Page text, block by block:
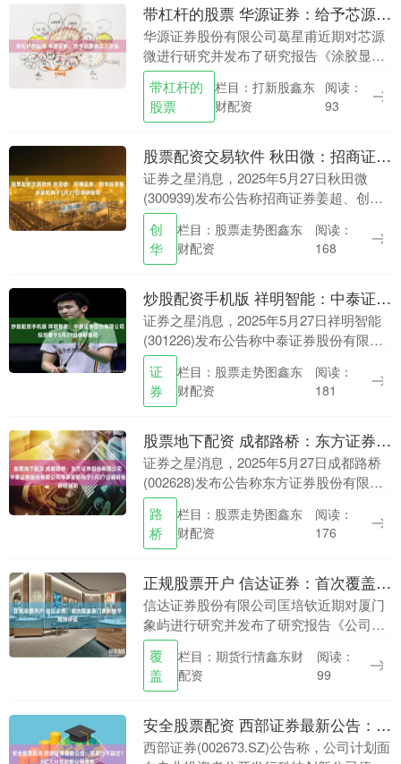
带杠杆的股票 华源证券：给予芯源微买入评级
华源证券股份有限公司葛星甫近期对芯源
微进行研究并发布了研究报告《涂胶显影
+清洗设备一体两翼发展，北方华创战略
收购，大湿法平台化提速》，给予芯源微
买入评级。 芯源....
带杠杆的
股票
栏目：打新股鑫东
财配资
阅读：
93
股票配资交易软件 秋田微：招商证券、创华投资等多家机构于5月27日调研我司
证券之星消息，2025年5月27日秋田微
(300939)发布公告称招商证券姜超、创华
投资李军辉、远东宏信翁烨丹、中商汇聚
投资王干、国银资本投资胡勇军、深圳荣
信泰....
创
华
栏目：股票走势图鑫东
财配资
阅读：
168
炒股配资手机版 祥明智能：中泰证券股份有限公司投资者于5月27日调研我司
证券之星消息，2025年5月27日祥明智能
(301226)发布公告称中泰证券股份有限公
司蔡星荷于2025年5月27日调研我司。 具
体内容如下： 问：常州祥翰具身....
证
券
栏目：股票走势图鑫东
财配资
阅读：
181
股票地下配资 成都路桥：东方证券股份有限公司、中泰证券股份有限公司等多家机构于5月27日调研我司
证券之星消息，2025年5月27日成都路桥
(002628)发布公告称东方证券股份有限公
司刘星宇、中泰证券股份有限公司刘博
宇、长江证券(上海)资产管理有限公司丁
叶....
路
桥
栏目：股票走势图鑫东
财配资
阅读：
176
正规股票开户 信达证券：首次覆盖厦门象屿给予增持评级
信达证券股份有限公司匡培钦近期对厦门
象屿进行研究并发布了研究报告《公司深
度报告：大宗供应链巨头，产业链延伸恢
复稳增长》，首次覆盖厦门象屿给予增持
评级。 厦门象屿....
覆
盖
栏目：期货行情鑫东财
配资
阅读：
99
安全股票配资 西部证券最新公告：拟发行不超过10亿元科技创新公司债券
西部证券(002673.SZ)公告称，公司计划面